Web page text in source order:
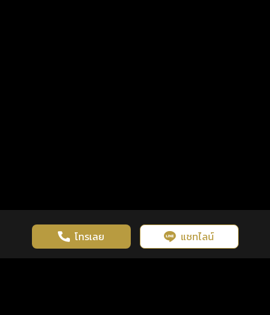
โทรเลย แชทไลน์
เว็บไซต์นี้มีการใช้งานคุกกี้ เพื่อเพิ่มประสิทธิภาพและประสบการณ์ที่ดี
ในการใช้งานเว็บไซต์ นโยบายความเป็นส่วนตัว
รู้ก่อน พร้อมกว่า ทุกจังหวะชีวิต คลิกดูดวงฟรี